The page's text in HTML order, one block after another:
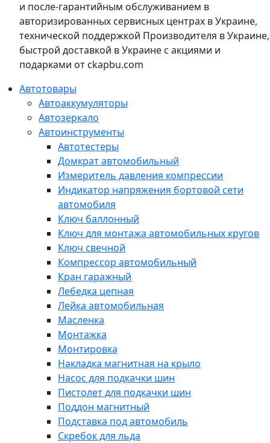
и после-гарантийным обслуживанием в
авторизированных сервисных центрах в Украине,
технической поддержкой Производителя в Украине,
быстрой доставкой в Украине с акциями и
подарками от ckapbu.com
Автотовары
Автоаккумуляторы
Автозеркало
Автоинструменты
Автотестеры
Домкрат автомобильный
Измеритель давления компрессии
Индикатор напряжения бортовой сети
автомобиля
Ключ баллонный
Ключ для монтажа автомобильных кругов
Ключ свечной
Компрессор автомобильный
Кран гаражный
Лебедка цепная
Лейка автомобильная
Масленка
Монтажка
Монтировка
Накладка магнитная на крыло
Насос для подкачки шин
Пистолет для подкачки шин
Поддон магнитный
Подставка под автомобиль
Скребок для льда